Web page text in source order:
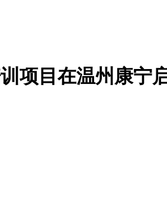
项目在温州康宁